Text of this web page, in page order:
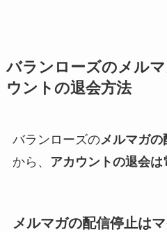
バランローズのメル
ウントの退会方法
バランローズのメルマガの
から、 アカウントの退会は
メルマガの配信停止は